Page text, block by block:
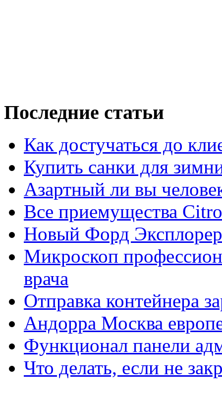
Последние статьи
Как достучаться до
Купить санки для
Азартный ли вы
Все приемущества
Новый Форд
Микроскоп
врача
Отправка контейнера
Андорра Москва
Функционал панели
Что делать, если не